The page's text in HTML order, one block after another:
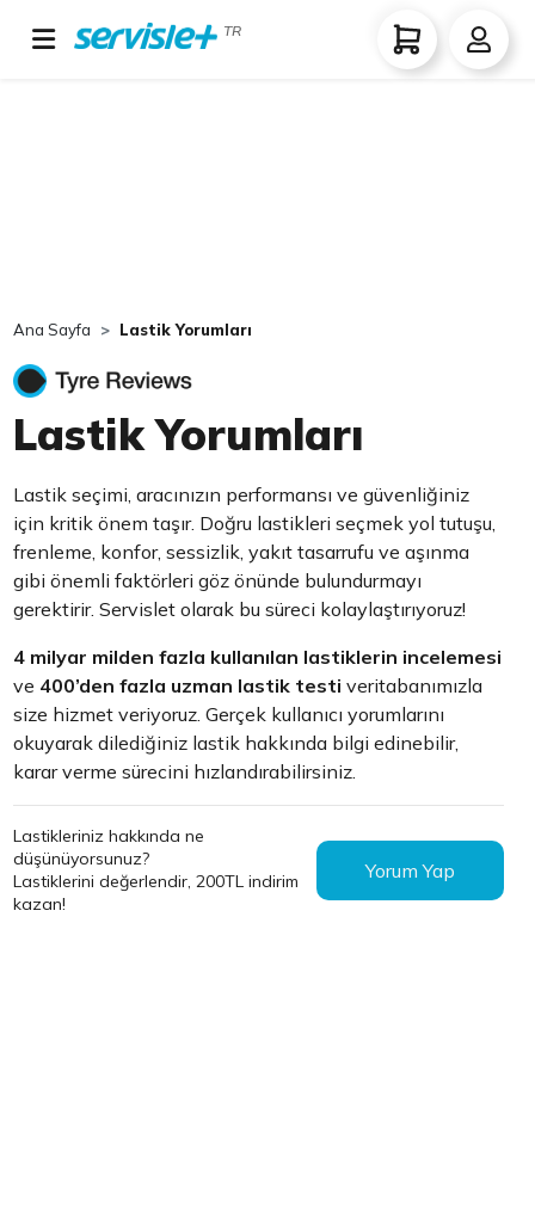
TR
Ana Sayfa Lastik Yorumları
Lastik Yorumları
Lastik seçimi, aracınızın performansı ve güvenliğiniz
için kritik önem taşır. Doğru lastikleri seçmek yol tutuşu,
frenleme, konfor, sessizlik, yakıt tasarrufu ve aşınma
gibi önemli faktörleri göz önünde bulundurmayı
gerektirir. Servislet olarak bu süreci kolaylaştırıyoruz!
4 milyar milden fazla kullanılan lastiklerin incelemesi
ve 400’den fazla uzman lastik testi veritabanımızla
size hizmet veriyoruz. Gerçek kullanıcı yorumlarını
okuyarak dilediğiniz lastik hakkında bilgi edinebilir,
karar verme sürecini hızlandırabilirsiniz.
Lastikleriniz hakkında ne
düşünüyorsunuz?
Lastiklerini değerlendir, 200TL indirim
kazan!
Yorum Yap